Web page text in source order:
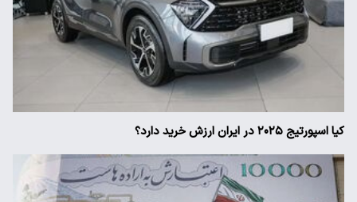
کیا اسپورتیج ۲۰۲۵ در ایران ارزش خرید دارد؟